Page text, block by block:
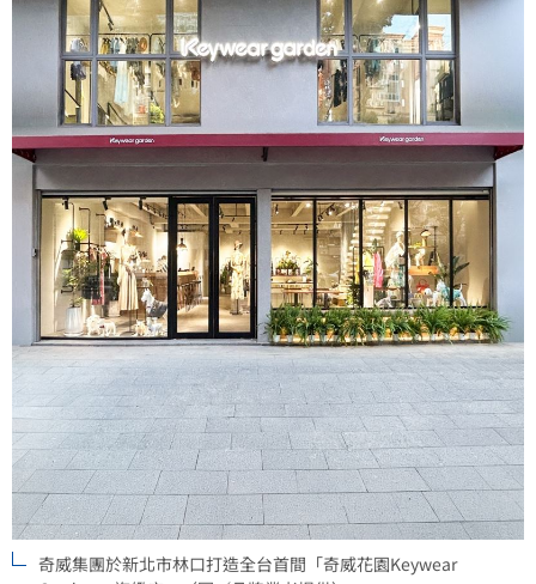
奇威集團於新北市林口打造全台首間「奇威花園Keywear